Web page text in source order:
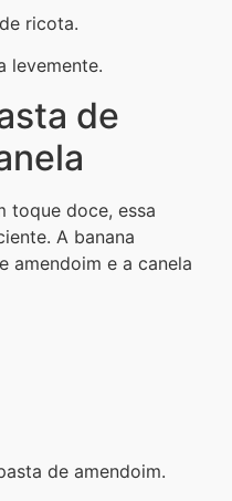
ricota.
levemente.
de
toque doce, essa
A banana
amendoim e a canela
de amendoim.